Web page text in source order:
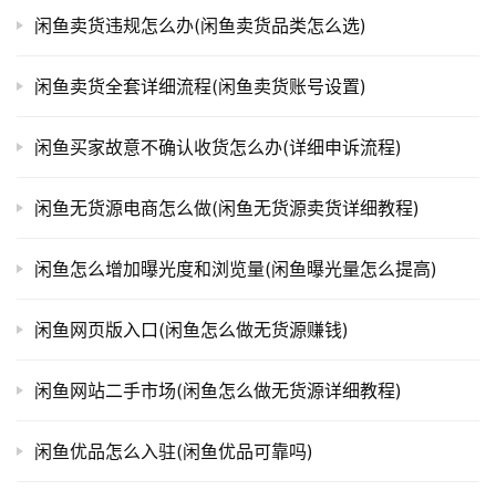
闲鱼卖货违规怎么办(闲鱼卖货品类怎么选)
闲鱼卖货全套详细流程(闲鱼卖货账号设置)
闲鱼买家故意不确认收货怎么办(详细申诉流程)
闲鱼无货源电商怎么做(闲鱼无货源卖货详细教程)
闲鱼怎么增加曝光度和浏览量(闲鱼曝光量怎么提高)
闲鱼网页版入口(闲鱼怎么做无货源赚钱)
闲鱼网站二手市场(闲鱼怎么做无货源详细教程)
闲鱼优品怎么入驻(闲鱼优品可靠吗)